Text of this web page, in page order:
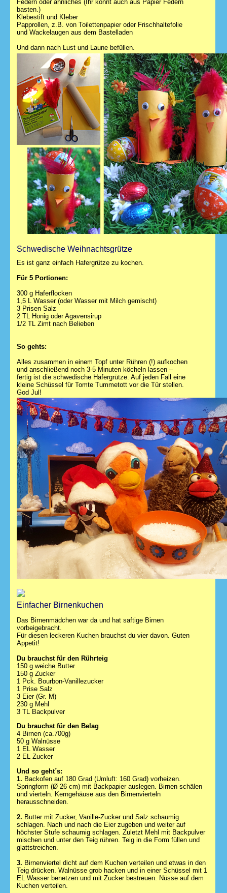
Federn oder ähnliches (Ihr könnt auch aus Papier Federn
basten.)
Klebestift und Kleber
Papprollen, z.B. von Toilettenpapier oder Frischhaltefolie
und Wackelaugen aus dem Bastelladen
Und dann nach Lust und Laune befüllen.
Schwedische Weihnachtsgrütze
Es ist ganz einfach Hafergrütze zu kochen.
Für 5 Portionen:
300 g Haferflocken
1,5 L Wasser (oder Wasser mit Milch gemischt)
3 Prisen Salz
2 TL Honig oder Agavensirup
1/2 TL Zimt nach Belieben
So gehts:
Alles zusammen in einem Topf unter Rühren (!) aufkochen
und anschließend noch 3-5 Minuten köcheln lassen –
fertig ist die schwedische Hafergrütze. Auf jeden Fall eine
kleine Schüssel für Tomte Tummetott vor die Tür stellen.
God Jul!
Einfacher Birnenkuchen
Das Birnenmädchen war da und hat saftige Birnen
vorbeigebracht.
Für diesen leckeren Kuchen brauchst du vier davon. Guten
Appetit!
Du brauchst für den Rührteig
150 g weiche Butter
150 g Zucker
1 Pck. Bourbon-Vanillezucker
1 Prise Salz
3 Eier (Gr. M)
230 g Mehl
3 TL Backpulver
Du brauchst für den Belag
4 Birnen (ca.700g)
50 g Walnüsse
1 EL Wasser
2 EL Zucker
Und so geht´s:
1. Backofen auf 180 Grad (Umluft: 160 Grad) vorheizen.
Springform (Ø 26 cm) mit Backpapier auslegen. Birnen schälen
und vierteln. Kerngehäuse aus den Birnenvierteln
herausschneiden.
2. Butter mit Zucker, Vanille-Zucker und Salz schaumig
schlagen. Nach und nach die Eier zugeben und weiter auf
höchster Stufe schaumig schlagen. Zuletzt Mehl mit Backpulver
mischen und unter den Teig rühren. Teig in die Form füllen und
glattstreichen.
3. Birnenviertel dicht auf dem Kuchen verteilen und etwas in den
Teig drücken. Walnüsse grob hacken und in einer Schüssel mit 1
EL Wasser benetzen und mit Zucker bestreuen. Nüsse auf dem
Kuchen verteilen.